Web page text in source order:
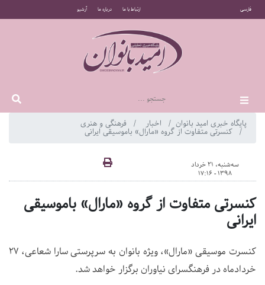
فارسی ارتباط با ما درباره ما آرشیو
پایگاه خبری امید بانوان اخبار فرهنگی و هنری
کنسرتی متفاوت از گروه «مارال» باموسیقی ایرانی
سه‌شنبه، 21 خرداد
1398 - 17:16
کنسرتی متفاوت از گروه «مارال» باموسیقی
ایرانی
کنسرت موسیقی «مارال»، ویژه بانوان به سرپرستی سارا شعاعی، 27
خردادماه در فرهنگسرای نیاوران برگزار خواهد شد.